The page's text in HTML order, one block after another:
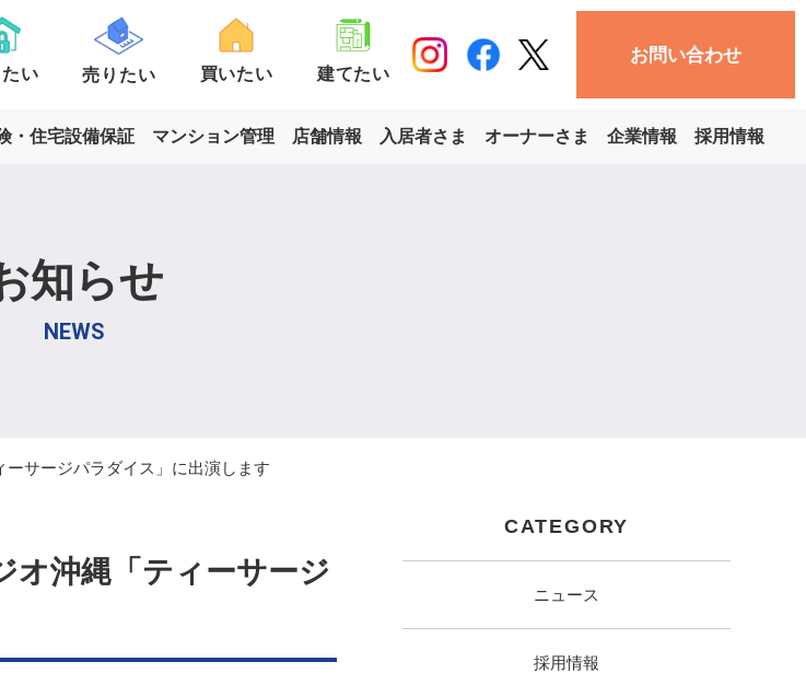
一戸建て
い 売りたい
土地売却
買いたい
土地
建てたい
お問い合わせ
・住宅設備保証 マンション管理 店舗情報 入居者さま オーナーさま 企業情報 採用情報
知らせ
NEWS
ーサージパラダイス」に出演します
オ沖縄「ティーサージ
CATEGORY
ニュース
採用情報